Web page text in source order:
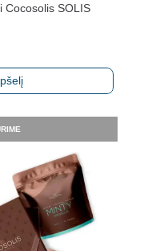
Cocosolis SOLIS